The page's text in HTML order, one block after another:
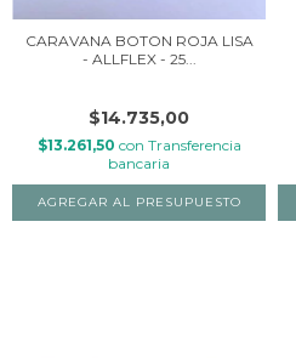
CARAVANA BOTON ROJA LISA
- ALLFLEX - 25...
$14.735,00
$13.261,50 con Transferencia
bancaria